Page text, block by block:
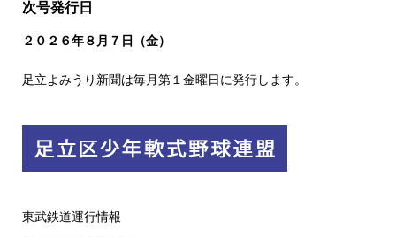
次号発行日
２０２６年８ 月７日（金）
足立よみうり新聞は毎月第１金曜日に発行します。
東武鉄道運行情報